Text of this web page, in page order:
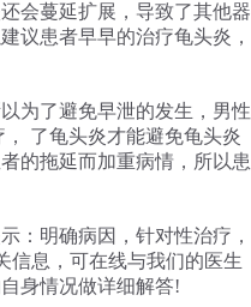
会蔓延扩展，导致了其他器
议患者早早的治疗龟头炎，
为了避免早泄的发生，男性
了龟头炎才能避免龟头炎
的拖延而加重病情，所以患
：明确病因，针对性治疗，
信息，可在线与我们的医生
身情况做详细解答!